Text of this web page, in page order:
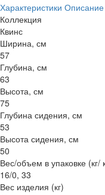
Характеристики Описание
Коллекция
Квинс
Ширина, см
57
Глубина, см
63
Высота, см
75
Глубина сидения, см
53
Высота сидения, см
50
Вес/объем в упаковке (кг/
16/0, 33
Вес изделия (кг)